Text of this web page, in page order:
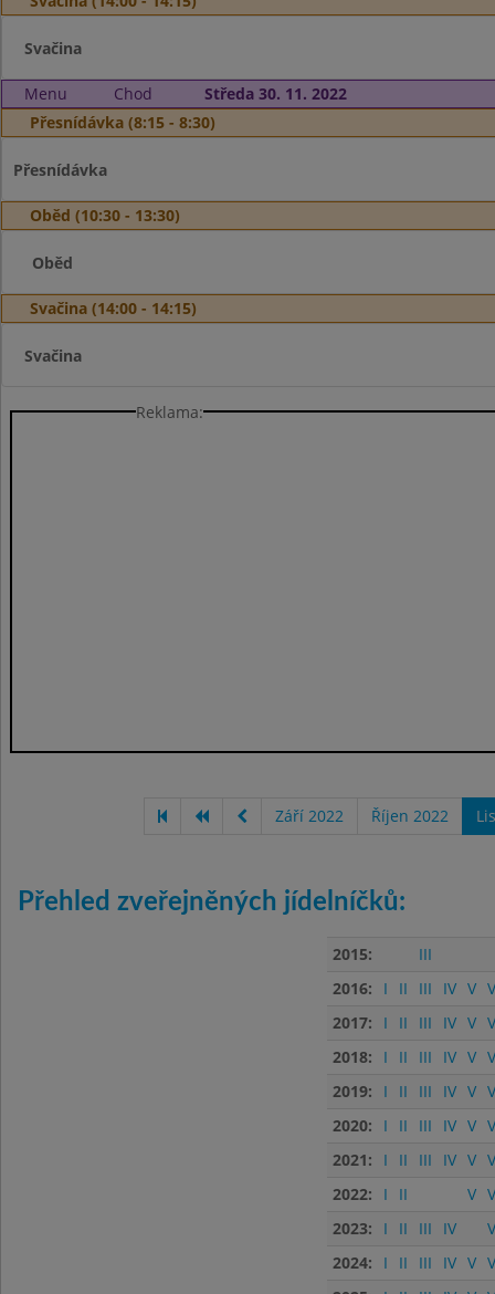
Svačina
Menu Chod
Středa 30. 11. 2022
Přesnídávka (8:15 - 8:30)
Přesnídávka
Oběd (10:30 - 13:30)
Oběd
Svačina (14:00 - 14:15)
Svačina
Reklama:
Září 2022 Říjen 2022
Přehled zveřejněných jídelníčků:
2015:
III
2016:
I II III IV V
2017:
I II III IV V
2018:
I II III IV V
2019:
I II III IV V
2020:
I II III IV V
2021:
I II III IV V
2022:
I II V
2023:
I II III IV
2024:
I II III IV V